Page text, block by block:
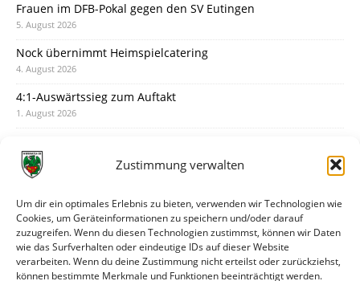
Zustimmung verwalten
Um dir ein optimales Erlebnis zu bieten, verwenden wir Technologien wie
Cookies, um Geräteinformationen zu speichern und/oder darauf
zuzugreifen. Wenn du diesen Technologien zustimmst, können wir Daten
wie das Surfverhalten oder eindeutige IDs auf dieser Website
verarbeiten. Wenn du deine Zustimmung nicht erteilst oder zurückziehst,
können bestimmte Merkmale und Funktionen beeinträchtigt werden.
Frauen im DFB-Pokal gegen den SV Eutingen
5. August 2026
Nock übernimmt Heimspielcatering
4. August 2026
4:1-Auswärtssieg zum Auftakt
1. August 2026
31. Juli 2026
30. Juli 2026
Deine Spielminute: 89+1
28. Juli 2026
Neuer Rückensponsor